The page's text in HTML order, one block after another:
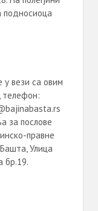
подносиоца
у вези са овим
телефон:
за послове
правне
Улица
бр.19.